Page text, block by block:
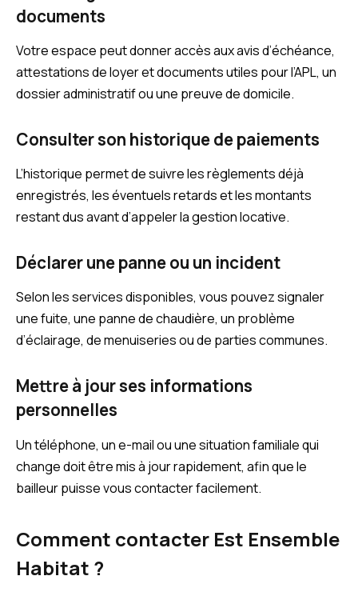
documents
Votre espace peut donner accès aux avis d’échéance,
attestations de loyer et documents utiles pour l’APL, un
dossier administratif ou une preuve de domicile.
Consulter son historique de paiements
L’historique permet de suivre les règlements déjà
enregistrés, les éventuels retards et les montants
restant dus avant d’appeler la gestion locative.
Déclarer une panne ou un incident
Selon les services disponibles, vous pouvez signaler
une fuite, une panne de chaudière, un problème
d’éclairage, de menuiseries ou de parties communes.
Mettre à jour ses informations
personnelles
Un téléphone, un e-mail ou une situation familiale qui
change doit être mis à jour rapidement, afin que le
bailleur puisse vous contacter facilement.
Comment contacter Est Ensemble
Habitat ?